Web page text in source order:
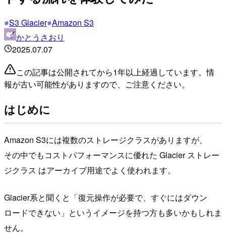
S3 Glacier Amazon S3
かとうさおり
2025.07.07
この記事は公開されてから1年以上経過しています。情
報が古い可能性がありますので、ご注意ください。
はじめに
Amazon S3には複数のストレージクラスがありますが、
その中でもコストパフォーマンスに優れた Glacier ストレー
ジクラス はアーカイブ用途でよく使われます。
Glacier系と聞くと「復元操作が必要で、すぐにはダウン
ロードできない」というイメージを持つ方も多いかもしれま
せん。